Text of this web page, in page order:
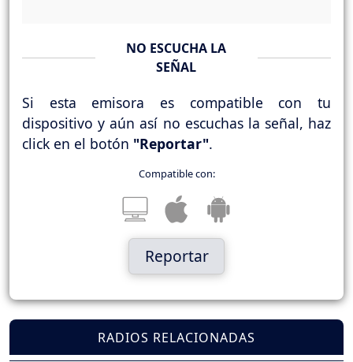
NO ESCUCHA LA
SEÑAL
Si esta emisora es compatible con tu
dispositivo y aún así no escuchas la señal, haz
click en el botón "Reportar".
Compatible con:
Reportar
RADIOS RELACIONADAS